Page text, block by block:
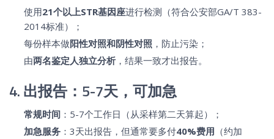
使用21个以上STR基因座进行检测（符合公安部GA/T 383-
2014标准）；
每份样本做阳性对照和阴性对照 ，防止污染；
由两名鉴定人独立分析 ，结果一致才出报告。
4. 出报告：5-7天，可加急
常规时间 ：5-7个工作日（从采样第二天算起）；
加急服务 ：3天出报告，但通常要多付40%费用 （约加